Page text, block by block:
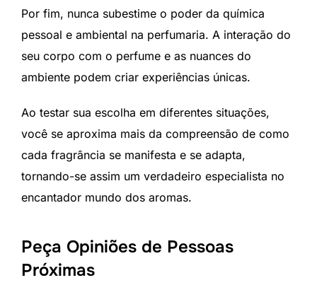
Por fim, nunca subestime o poder da química
pessoal e ambiental na perfumaria. A interação do
seu corpo com o perfume e as nuances do
ambiente podem criar experiências únicas.
Ao testar sua escolha em diferentes situações,
você se aproxima mais da compreensão de como
cada fragrância se manifesta e se adapta,
tornando-se assim um verdadeiro especialista no
encantador mundo dos aromas.
Peça Opiniões de Pessoas
Próximas